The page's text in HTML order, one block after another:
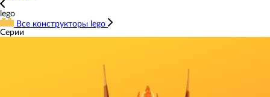
lego
Все конструкторы lego
Серии